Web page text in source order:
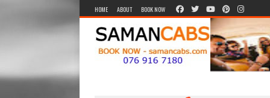
HOME ABOUT BOOK NOW